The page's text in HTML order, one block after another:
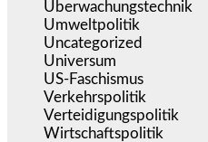
Überwachungstechnik
Umweltpolitik
Uncategorized
Universum
US-Faschismus
Verkehrspolitik
Verteidigungspolitik
Wirtschaftspolitik